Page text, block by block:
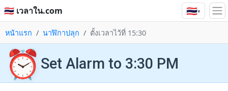
🇹🇭 เวลาใน.com 🇹🇭▾
หน้าแรก นาฬิกาปลุก ตั้งเวลาไว้ที่ 15:30
⏰ Set Alarm to 3:30 PM